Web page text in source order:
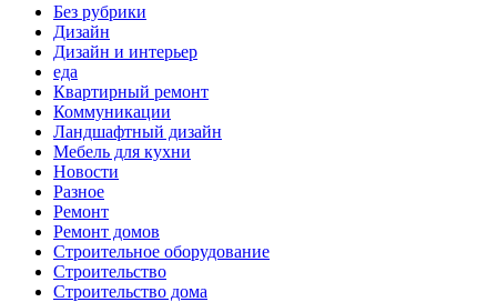
Без рубрики
Дизайн
Дизайн и интерьер
еда
Квартирный ремонт
Коммуникации
Ландшафтный дизайн
Мебель для кухни
Новости
Разное
Ремонт
Ремонт домов
Строительное оборудование
Строительство
Строительство дома